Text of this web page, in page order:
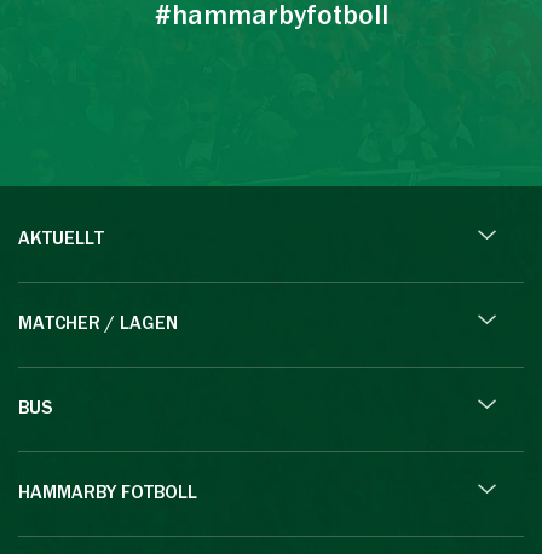
#hammarbyfotboll
AKTUELLT
MATCHER / LAGEN
BUS
HAMMARBY FOTBOLL